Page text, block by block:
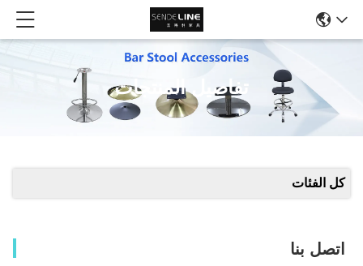
تفاصيل المنتجات
كل الفئات
اتصل بنا